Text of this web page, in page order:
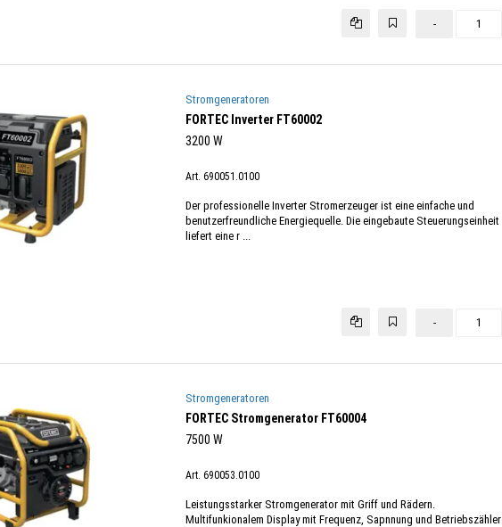
-
Stromgeneratoren
FORTEC Inverter FT60002
3200 W
Art. 690051.0100
Der professionelle Inverter Stromerzeuger ist eine einfache und
benutzerfreundliche Energiequelle. Die eingebaute Steuerungseinheit
liefert eine r ...
-
Stromgeneratoren
FORTEC Stromgenerator FT60004
7500 W
Art. 690053.0100
Leistungsstarker Stromgenerator mit Griff und Rädern.
Multifunkionalem Display mit Frequenz, Sapnnung und Betriebszähler